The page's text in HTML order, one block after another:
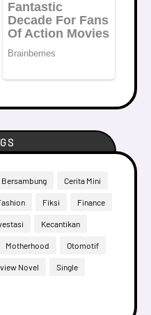
Bersambung Cerita Mini
Fiksi Finance
Kecantikan
Motherhood Otomotif
Novel Single